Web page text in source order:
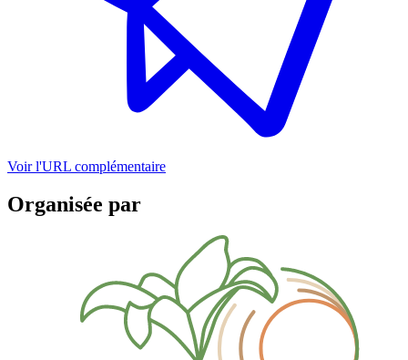
Voir l'URL complémentaire
Organisée par